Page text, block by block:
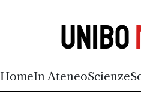
Unibo
HomeIn AteneoScienze